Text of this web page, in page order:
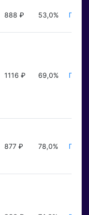
888 ₽ 53,0%
1116 ₽ 69,0%
877 ₽ 78,0%